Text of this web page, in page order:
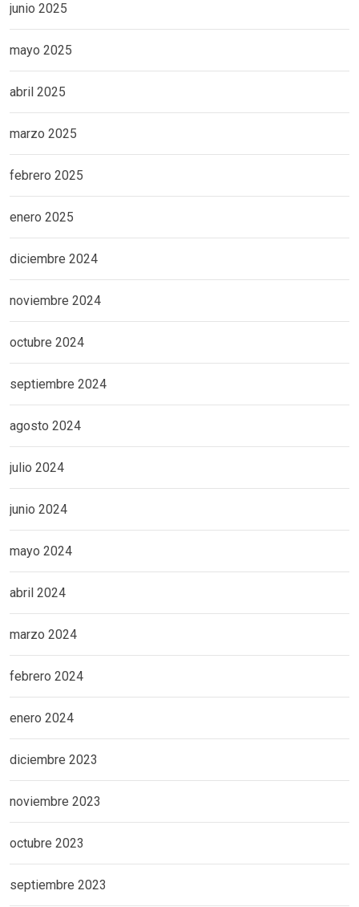
junio 2025
mayo 2025
abril 2025
marzo 2025
febrero 2025
enero 2025
diciembre 2024
noviembre 2024
octubre 2024
septiembre 2024
agosto 2024
julio 2024
junio 2024
mayo 2024
abril 2024
marzo 2024
febrero 2024
enero 2024
diciembre 2023
noviembre 2023
octubre 2023
septiembre 2023